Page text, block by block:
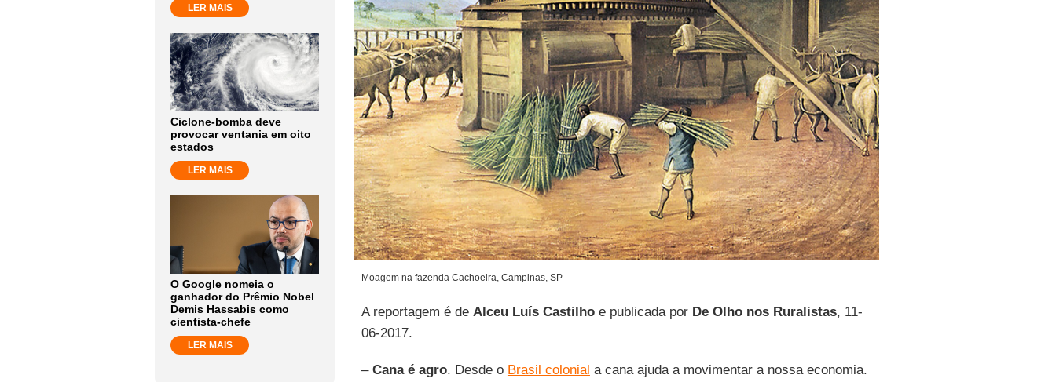
LER MAIS
Ciclone-bomba deve
provocar ventania em oito
estados
LER MAIS
O Google nomeia o
ganhador do Prêmio Nobel
Demis Hassabis como
cientista-chefe
LER MAIS
Moagem na fazenda Cachoeira, Campinas, SP
A reportagem é de Alceu Luís Castilhoe publicada por De Olho nos Ruralistas, 11-
06-2017.
–Cana é agro. Desde o Brasil colonial a cana ajuda a movimentar a nossa economia.